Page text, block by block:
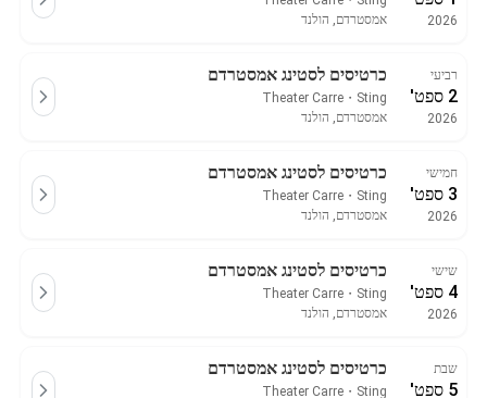
2026
אמסטרדם, הולנד
רביעי
2 ספט'
2026
כרטיסים לסטינג אמסטרדם
Sting
・
Theater Carre
אמסטרדם, הולנד
חמישי
3 ספט'
2026
כרטיסים לסטינג אמסטרדם
Sting
・
Theater Carre
אמסטרדם, הולנד
שישי
4 ספט'
2026
כרטיסים לסטינג אמסטרדם
Sting
・
Theater Carre
אמסטרדם, הולנד
שבת
5 ספט'
כרטיסים לסטינג אמסטרדם
Sting
・
Theater Carre